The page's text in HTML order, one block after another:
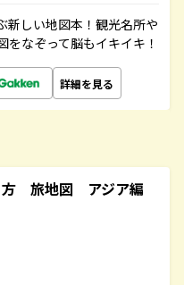
新しい地図本！観光名所や
なぞって脳もイキイキ！
詳細を見る
方 旅地図 アジア編